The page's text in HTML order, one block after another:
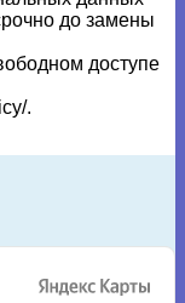
до замены
доступе
.